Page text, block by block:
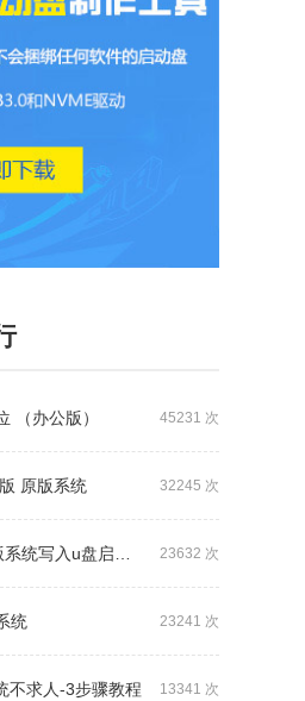
45231 次
（办公版）
32245 次
原版系统
23632 次
盘启动教程图文详解
23241 次
统
13341 次
不求人-3步骤教程